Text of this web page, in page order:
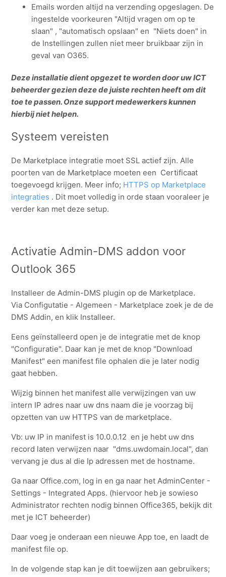
Emails worden altijd na verzending opgeslagen. De
ingestelde voorkeuren "Altijd vragen om op te
slaan" , "automatisch opslaan" en "Niets doen" in
de Instellingen zullen niet meer bruikbaar zijn in
geval van O365.
Deze installatie dient opgezet te worden door uw ICT
beheerder gezien deze de juiste rechten heeft om dit
toe te passen. Onze support medewerkers kunnen
hierbij niet helpen.
Systeem vereisten
De Marketplace integratie moet SSL actief zijn. Alle
poorten van de Marketplace moeten een Certificaat
toegevoegd krijgen. Meer info; HTTPS op Marketplace
integraties . Dit moet volledig in orde staan vooraleer je
verder kan met deze setup.
Activatie Admin-DMS addon voor
Outlook 365
Installeer de Admin-DMS plugin op de Marketplace.
Via Configutatie - Algemeen - Marketplace zoek je de de
DMS Addin, en klik Installeer.
Eens geïnstalleerd open je de integratie met de knop
"Configuratie". Daar kan je met de knop "Download
Manifest" een manifest file ophalen die je later nodig
gaat hebben.
Wijzig binnen het manifest alle verwijzingen van uw
intern IP adres naar uw dns naam die je voorzag bij
opzetten van uw HTTPS van de marketplace.
Vb: uw IP in manifest is 10.0.0.12 en je hebt uw dns
record laten verwijzen naar "dms.uwdomain.local", dan
vervang je dus al die Ip adressen met de hostname.
Ga naar Office.com, log in en ga naar het AdminCenter -
Settings - Integrated Apps. (hiervoor heb je sowieso
Administrator rechten nodig binnen Office365, bekijk dit
met je ICT beheerder)
Daar voeg je onderaan een nieuwe App toe, en laadt de
manifest file op.
In de volgende stap kan je dit toewijzen aan gebruikers;